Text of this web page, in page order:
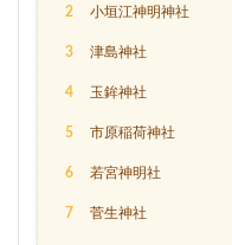
2 小垣江神明神社
3 津島神社
4 玉鉾神社
5 市原稲荷神社
6 若宮神明社
7 菅生神社